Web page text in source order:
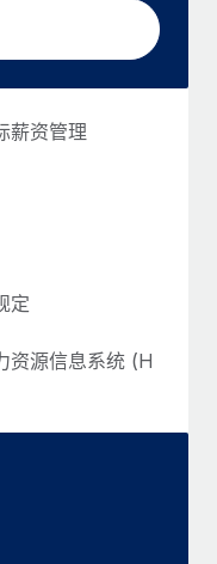
薪资管理
定
资源信息系统 (H